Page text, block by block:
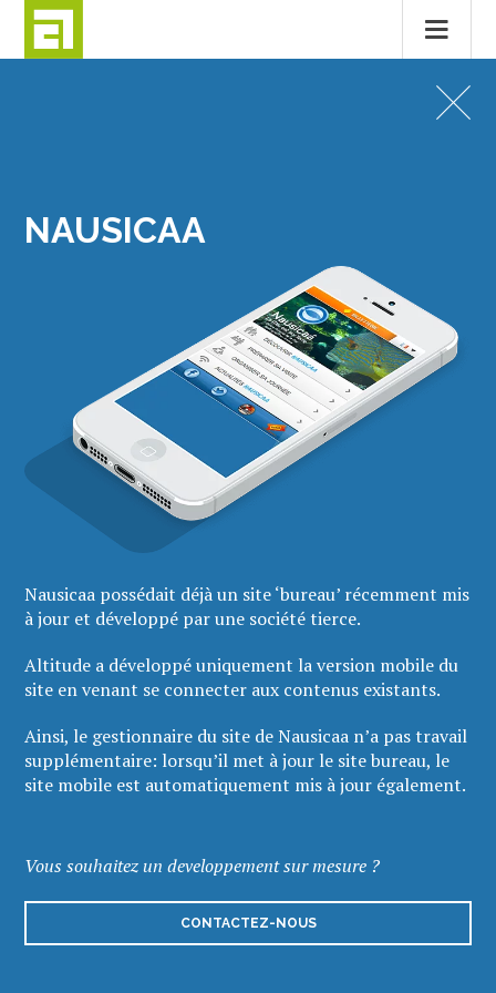
NAUSICAA
Nausicaa possédait déjà un site ‘bureau’ récemment mis
à jour et développé par une société tierce.
Altitude a développé uniquement la version mobile du
site en venant se connecter aux contenus existants.
Ainsi, le gestionnaire du site de Nausicaa n’a pas travail
supplémentaire: lorsqu’il met à jour le site bureau, le
site mobile est automatiquement mis à jour également.
Vous souhaitez un developpement sur mesure ?
CONTACTEZ-NOUS
MENTIONS LÉGALES CONTACT
© 2026 ALTITUDE